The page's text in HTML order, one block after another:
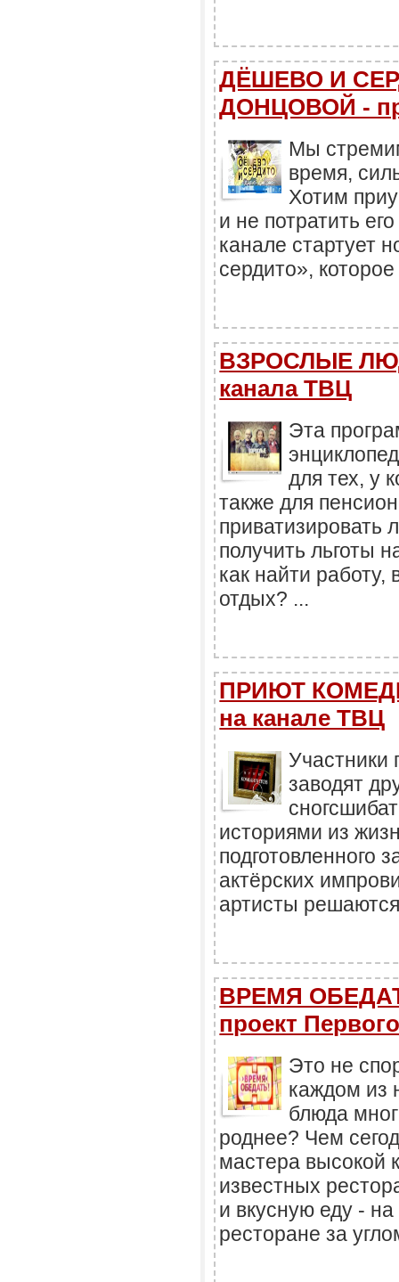
ДЁШЕВО И
ДОНЦОВОЙ -
Мы
время,
Хотим
и не потратить
канале стартует
сердито»,
ВЗРОСЛЫЕ
канала ТВЦ
Эта
для тех, у
также для
получить льготы
как найти
отдых? ...
ПРИЮТ
на канале ТВЦ
Участники
заводят
историями из
подготовленного
актёрских
артисты
ВРЕМЯ
проект
Это не
каждом из
блюда
роднее? Чем
мастера высокой
известных
и вкусную еду -
ресторане за